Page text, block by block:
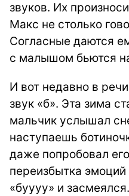
звуков. Их
Макс не столько
Согласные даются
с малышом бьются
И вот недавно в
звук «б». Эта зима
мальчик услышал
наступаешь
даже попробовал
переизбытка
«буууу» и засмеялся.